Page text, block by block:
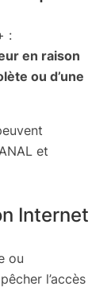
:
en raison
ou d’une
et
Internet
ou
l’accès